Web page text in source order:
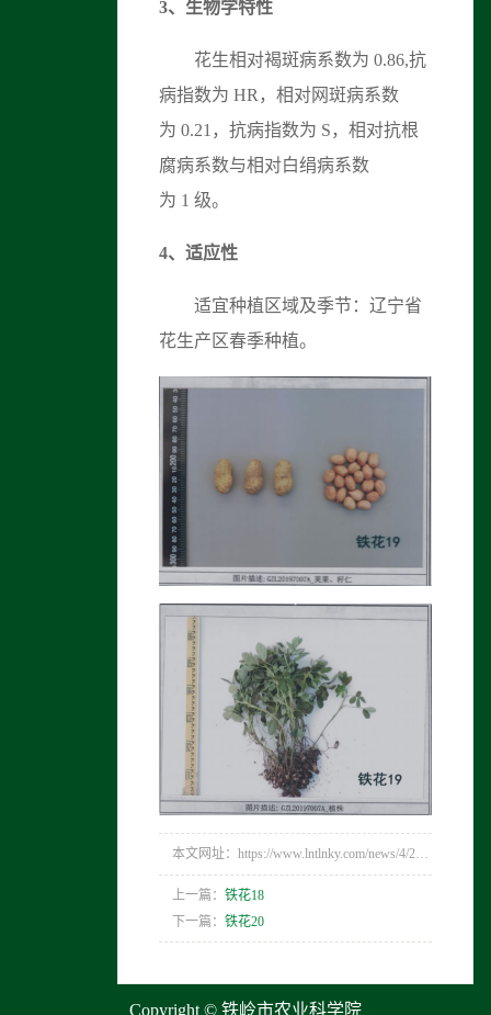
3、 生物学特性
花生相对褐斑病系数为 0.86,抗
病指数为 HR，相对网斑病系数
为 0.21，抗病指数为 S，相对抗根
腐病系数与相对白绢病系数
为 1 级。
4、适应性
适宜种植区域及季节：辽宁省
花生产区春季种植。
本文网址：https://www.lntlnky.com/news/4/219.html
上一篇： 铁花18
下一篇： 铁花20
Copyright © 铁岭市农业科学院